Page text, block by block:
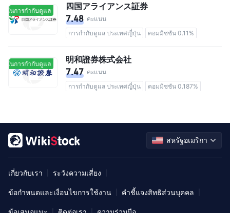
ในการกำกับดูแล อยู่ในการกำกับดูแล
四国アライアンス証券
7.48 คะแนน
การกำกับดูแล ประเทศญี่ปุ่น
คอมมิชชัน 0.11%
ในการกำกับดูแล อยู่ในการกำกับดูแล
明和證券株式会社
7.47 คะแนน
การกำกับดูแล ประเทศญี่ปุ่น
คอมมิชชัน 0.187%
สหรัฐอเมริกา
เกี่ยวกับเรา ระวังความเสี่ยง
ข้อกำหนดและเงื่อนไขการใช้งาน คำชี้แจงสิทธิส่วนบุคคล